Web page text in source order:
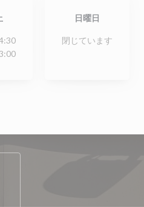
日曜日
閉じています